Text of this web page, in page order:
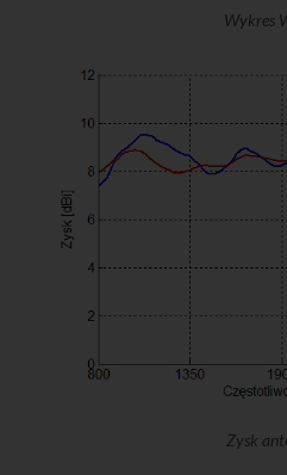
Wykres
Zysk